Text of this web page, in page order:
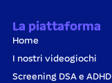
La piattaforma
Home
I nostri videogiochi
Screening DSA e ADHD